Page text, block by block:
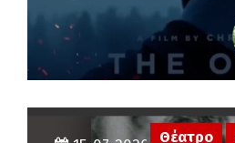
Θέατρο